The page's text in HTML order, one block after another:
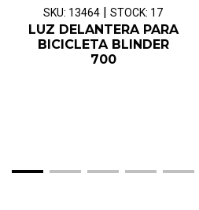
SKU: 13464 | STOCK: 17
LUZ DELANTERA PARA
BICICLETA BLINDER
700